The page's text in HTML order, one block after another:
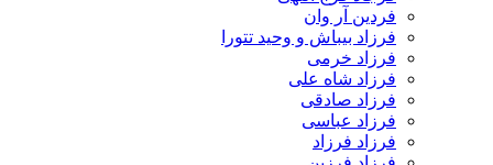
فردین آر وان
فرزاد بیباش و وحید تتورا
فرزاد خرمی
فرزاد شاه علی
فرزاد صادقی
فرزاد عباسی
فرزاد فرزاد